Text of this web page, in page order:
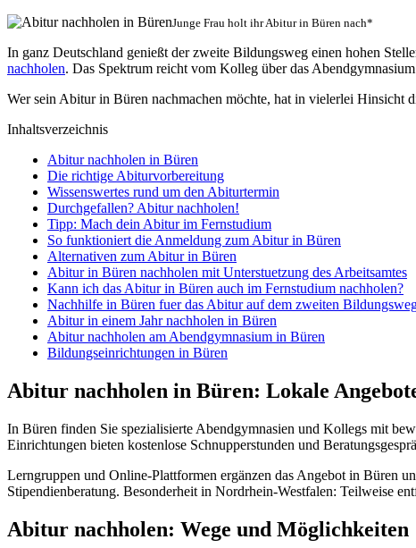
Junge Frau holt ihr Abitur in Büren nach*
In ganz Deutschland genießt der zweite Bildungsweg einen hohen
nachholen. Das Spektrum reicht vom Kolleg über das
Wer sein Abitur in Büren nachmachen möchte, hat in vielerlei Hinsicht
Inhaltsverzeichnis
Abitur nachholen in Büren
Die richtige Abiturvorbereitung
Wissenswertes rund um den Abiturtermin
Durchgefallen? Abitur nachholen!
Tipp: Mach dein Abitur im Fernstudium
So funktioniert die Anmeldung zum Abitur in Büren
Alternativen zum Abitur in Büren
Abitur in Büren nachholen mit Unterstuetzung des Arbeitsamtes
Kann ich das Abitur in Büren auch im Fernstudium nachholen?
Nachhilfe in Büren fuer das Abitur auf dem zweiten
Abitur in einem Jahr nachholen in Büren
Abitur nachholen am Abendgymnasium in Büren
Bildungseinrichtungen in Büren
Abitur nachholen in Büren: Lokale
In Büren finden Sie spezialisierte Abendgymnasien und Kollegs mit
Einrichtungen bieten kostenlose Schnupperstunden und
Lerngruppen und Online-Plattformen ergänzen das Angebot in Büren
Stipendienberatung. Besonderheit in Nordrhein-Westfalen: Teilweise
Abitur nachholen: Wege und Möglichkeiten